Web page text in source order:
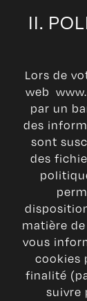
II.
Lors de
web
par un
des
sont
des
matière
vous
cookies
finalité
suivre